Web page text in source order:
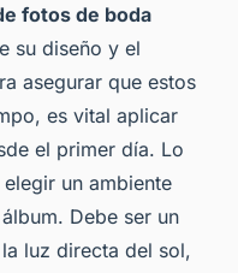
fotos de boda
su diseño y el
asegurar que estos
es vital aplicar
el primer día. Lo
un ambiente
Debe ser un
luz directa del sol,